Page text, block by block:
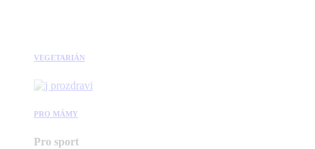
VEGETARIÁN
PRO MÁMY
Pro sport